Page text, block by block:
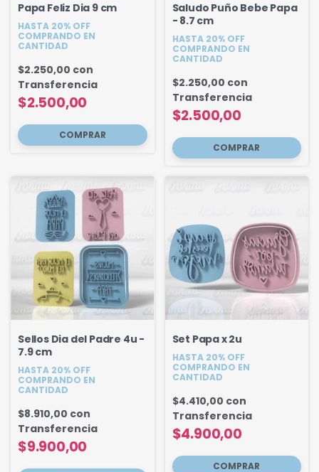
Papa Feliz Dia 9 cm
HASTA 20% OFF
COMPRANDO EN
CANTIDAD
$2.500,00
$2.250,00 con
Transferencia
Saludo Puño Bebe Papa
- 8.7 cm
HASTA 20% OFF
COMPRANDO EN
CANTIDAD
$2.500,00
$2.250,00 con
Transferencia
Sellos Dia del Padre 4u -
7.9 cm
HASTA 20% OFF
COMPRANDO EN
CANTIDAD
$9.900,00
$8.910,00 con
Transferencia
Set Papa x 2u
HASTA 20% OFF
COMPRANDO EN
CANTIDAD
$4.900,00
$4.410,00 con
Transferencia